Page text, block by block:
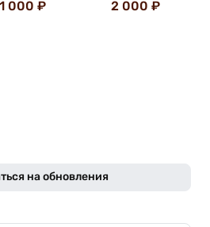
1 000 ₽ 2 000 ₽
на обновления